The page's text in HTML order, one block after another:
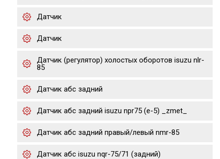
Датчик
Датчик
Датчик (регулятор) холостых оборотов isuzu nlr-
85
Датчик абс задний
Датчик абс задний isuzu npr75 (е-5) _zmet_
Датчик абс задний правый/левый nmr-85
Датчик абс isuzu nqr-75/71 (задний)